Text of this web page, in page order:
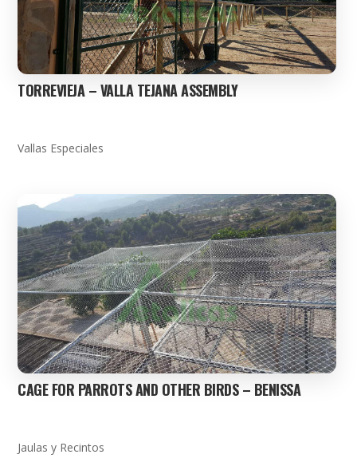
TORREVIEJA – VALLA TEJANA ASSEMBLY
Vallas Especiales
CAGE FOR PARROTS AND OTHER BIRDS – BENISSA
Jaulas y Recintos